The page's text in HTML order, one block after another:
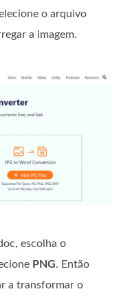
o arquivo
a imagem.
escolha o
PNG. Então
a transformar o